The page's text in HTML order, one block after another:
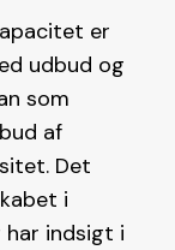
er
udbud og
som
af
Det
i
har indsigt i